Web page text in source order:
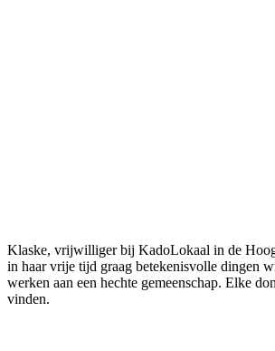
Klaske, vrijwilliger bij KadoLokaal in de
in haar vrije tijd graag betekenisvolle dingen
werken aan een hechte gemeenschap. Elke
vinden.